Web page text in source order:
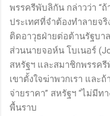
พรรครีพับลิกัน กล่าวว่า “ถ้
ประเทศที่จำต้องทำลายจริ
ติดอาวุธฝ่ายต่อต้านรัฐบา
ส่วนนายจอห์น โบเนอร์ (
สหรัฐฯ และสมาชิกพรรครี
เขาตั้งใจฆ่าพวกเรา และ
จ่ายราคา” สหรัฐฯ “ไม่มีท
พื้นราบ